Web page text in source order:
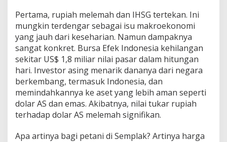
Pertama, rupiah melemah dan IHSG tertekan. Ini
mungkin terdengar sebagai isu makroekonomi
yang jauh dari keseharian. Namun dampaknya
sangat konkret. Bursa Efek Indonesia kehilangan
sekitar US$ 1,8 miliar nilai pasar dalam hitungan
hari. Investor asing menarik dananya dari negara
berkembang, termasuk Indonesia, dan
memindahkannya ke aset yang lebih aman seperti
dolar AS dan emas. Akibatnya, nilai tukar rupiah
terhadap dolar AS melemah signifikan.
Apa artinya bagi petani di Semplak? Artinya harga